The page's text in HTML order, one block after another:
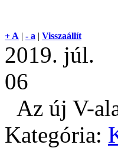
+ A | - a | Visszaállít
2019. júl.
06
Az új V-
Kategória: